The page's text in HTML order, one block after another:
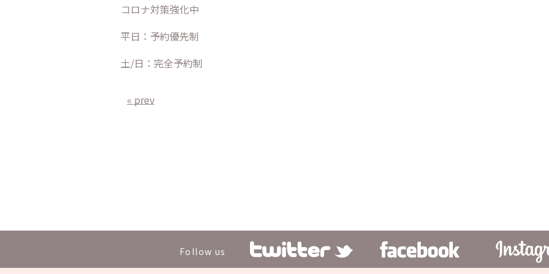
コロナ対策強化中
平日：予約優先制
土/日：完全予約制
« prev
Follow us